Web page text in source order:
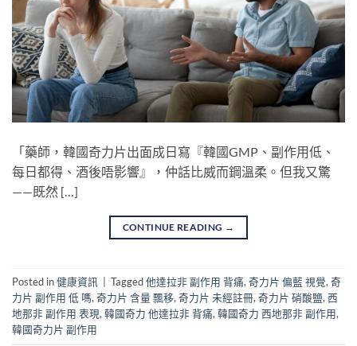
「藥師，韓國奇力片出面成日寫『韓國GMP、副作用低、
每日都得、酒後唔影響』，仲話比威而鋼溫柔。但我又驚
——既然 […]
CONTINUE READING →
Posted in健康資訊 Tagged他達拉非 副作用 背痛,奇力片 偏藍 視覺,奇
力片 副作用 低 嗎,奇力片 含量 飄移,奇力片 未經註冊,奇力片 硝酸鹽,西
地那非 副作用 表現,韓國奇力 他達拉非 背痛,韓國奇力 西地那非 副作用,
韓國奇力片 副作用